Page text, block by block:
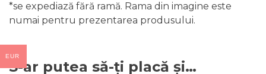
*se expediază fără ramă. Rama din imagine este
numai pentru prezentarea produsului.
S-ar putea să-ți placă și…
EUR